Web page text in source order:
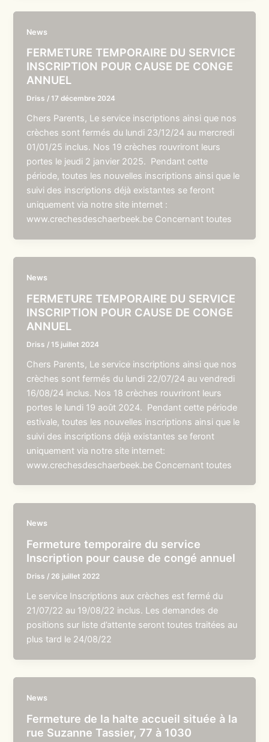
News
FERMETURE TEMPORAIRE DU SERVICE
INSCRIPTION POUR CAUSE DE CONGE
ANNUEL
Driss /17 décembre 2024
Chers Parents, Le service inscriptions ainsi que nos
crèches sont fermés du lundi 23/12/24 au mercredi
01/01/25 inclus. Nos 19 crèches rouvriront leurs
portes le jeudi 2 janvier 2025. Pendant cette
période, toutes les nouvelles inscriptions ainsi que le
suivi des inscriptions déjà existantes se feront
uniquement via notre site internet :
www.crechesdeschaerbeek.be Concernant toutes
News
FERMETURE TEMPORAIRE DU SERVICE
INSCRIPTION POUR CAUSE DE CONGE
ANNUEL
Driss /15 juillet 2024
Chers Parents, Le service inscriptions ainsi que nos
crèches sont fermés du lundi 22/07/24 au vendredi
16/08/24 inclus. Nos 18 crèches rouvriront leurs
portes le lundi 19 août 2024. Pendant cette période
estivale, toutes les nouvelles inscriptions ainsi que le
suivi des inscriptions déjà existantes se feront
uniquement via notre site internet:
www.crechesdeschaerbeek.be Concernant toutes
News
Fermeture temporaire du service
Inscription pour cause de congé annuel
Driss / 26 juillet 2022
Le service Inscriptions aux crèches est fermé du
21/07/22 au 19/08/22 inclus. Les demandes de
positions sur liste d’attente seront toutes traitées au
plus tard le 24/08/22
News
Fermeture de la halte accueil située à la
rue Suzanne Tassier, 77 à 1030